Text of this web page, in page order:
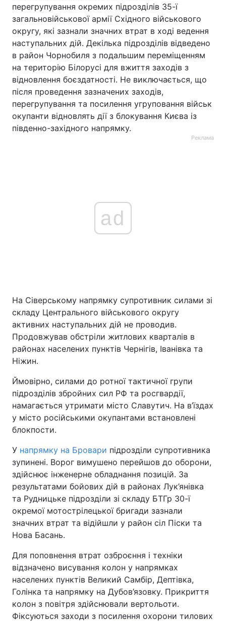
перегрупування окремих підрозділів 35-ї
загальновійськової армії Східного військового
округу, які зазнали значних втрат в ході ведення
наступальних дій. Декілька підрозділів відведено
в район Чорнобиля з подальшим переміщенням
на територію Білорусі для вжиття заходів з
відновлення боєздатності. Не виключається, що
після проведення зазначених заходів,
перегрупування та посилення угруповання військ
окупанти відновлять дії з блокування Києва із
південно-західного напрямку.
Реклама
ad
На Сіверському напрямку супротивник силами зі
складу Центрального військового округу
активних наступальних дій не проводив.
Продовжував обстріли житлових кварталів в
районах населених пунктів Чернігів, Іванівка та
Ніжин.
Ймовірно, силами до ротної тактичної групи
підрозділів збройних сил РФ та росгвардії,
намагається утримати місто Славутич. На в’їздах
у місто російськими окупантами встановлені
блокпости.
У напрямку на Бровари підрозділи супротивника
зупинені. Ворог вимушено перейшов до оборони,
здійснює інженерне обладнання позицій. За
результатами бойових дій в районах Лук’янівка
та Рудницьке підрозділи зі складу БТГр 30-ї
окремої мотострілецької бригади зазнали
значних втрат та відійшли у район сіл Піски та
Нова Басань.
Для поповнення втрат озброєння і техніки
відзначено висування колон у напрямках
населених пунктів Великий Самбір, Дептівка,
Голінка та напрямку на Дубов’язовку. Прикриття
колон з повітря здійснювали вертольоти.
Фіксуються заходи з посилення охорони тилових